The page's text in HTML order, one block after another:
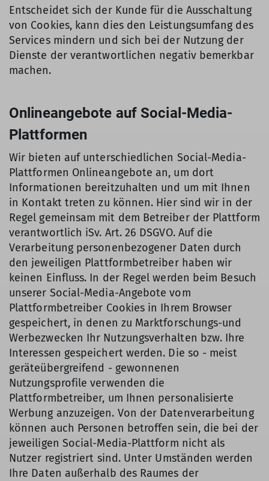
Entscheidet sich der Kunde für die Ausschaltung
von Cookies, kann dies den Leistungsumfang des
Services mindern und sich bei der Nutzung der
Dienste der verantwortlichen negativ bemerkbar
machen.
Onlineangebote auf Social-Media-
Plattformen
Wir bieten auf unterschiedlichen Social-Media-
Plattformen Onlineangebote an, um dort
Informationen bereitzuhalten und um mit Ihnen
in Kontakt treten zu können. Hier sind wir in der
Regel gemeinsam mit dem Betreiber der Plattform
verantwortlich iSv. Art. 26 DSGVO. Auf die
Verarbeitung personenbezogener Daten durch
den jeweiligen Plattformbetreiber haben wir
keinen Einfluss. In der Regel werden beim Besuch
unserer Social-Media-Angebote vom
Plattformbetreiber Cookies in Ihrem Browser
gespeichert, in denen zu Marktforschungs-und
Werbezwecken Ihr Nutzungsverhalten bzw. Ihre
Interessen gespeichert werden. Die so - meist
geräteübergreifend - gewonnenen
Nutzungsprofile verwenden die
Plattformbetreiber, um Ihnen personalisierte
Werbung anzuzeigen. Von der Datenverarbeitung
können auch Personen betroffen sein, die bei der
jeweiligen Social-Media-Plattform nicht als
Nutzer registriert sind. Unter Umständen werden
Ihre Daten außerhalb des Raumes der